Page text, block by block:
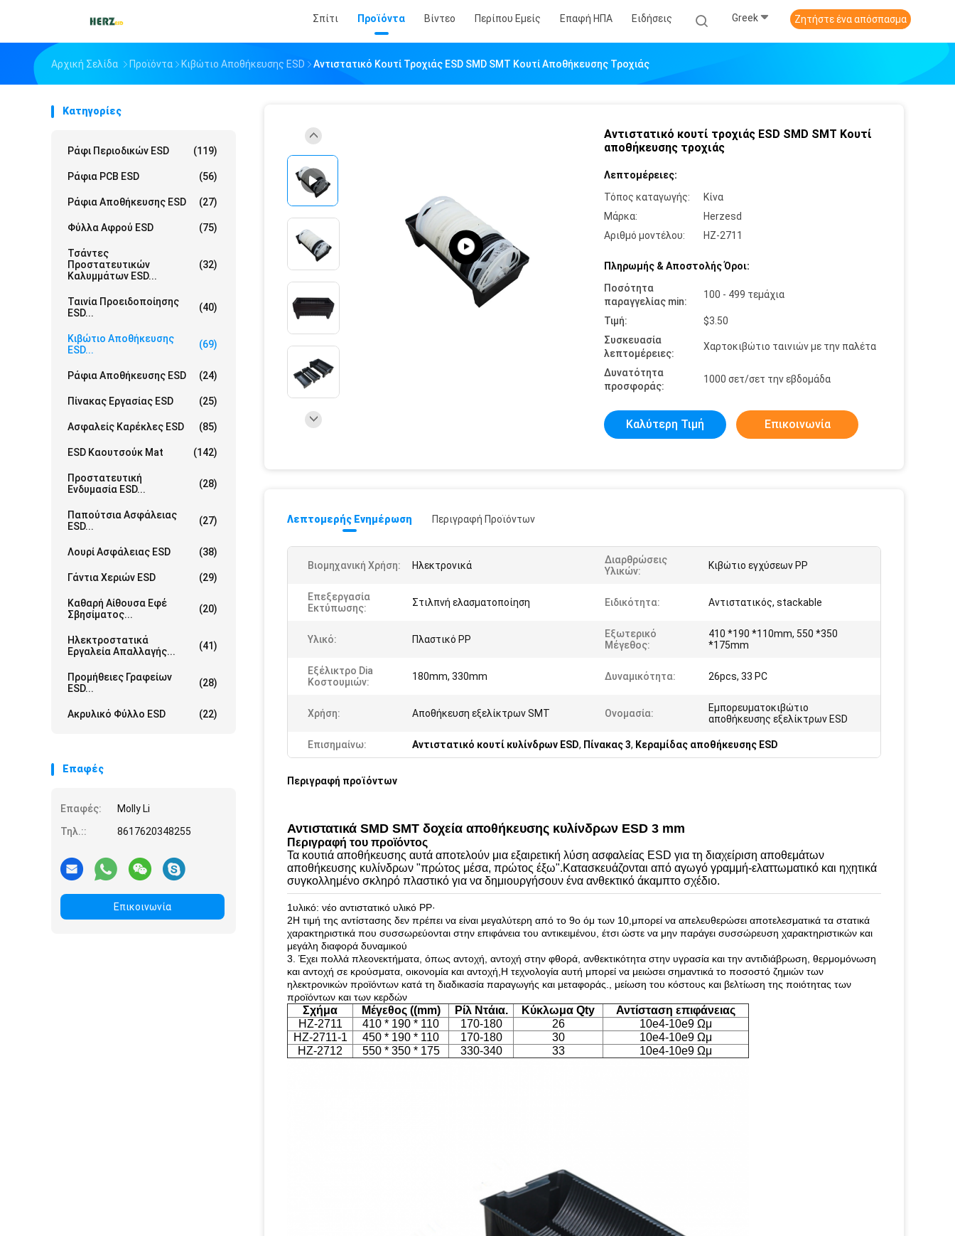
Σπίτι Προϊόντα Βίντεο Περίπου Εμείς Επαφή ΗΠΑ Ειδήσεις Greek Ζητήστε ένα απόσπασμα
Αρχική Σελίδα Προϊόντα Κιβώτιο Αποθήκευσης ESD Αντιστατικό Κουτί Τροχιάς ESD SMD SMT Κουτί Αποθήκευσης Τροχιάς
Κατηγορίες
Ράφι Περιοδικών ESD (119)
Ράφια PCB ESD (56)
Ράφια Αποθήκευσης ESD (27)
Φύλλα Αφρού ESD (75)
Τσάντες
Προστατευτικών
Καλυμμάτων ESD...
(32)
Ταινία Προειδοποίησης
ESD...
(40)
Κιβώτιο Αποθήκευσης
ESD...
(69)
Ράφια Αποθήκευσης ESD (24)
Πίνακας Εργασίας ESD (25)
Ασφαλείς Καρέκλες ESD (85)
ESD Καουτσούκ Mat (142)
Προστατευτική
Ενδυμασία ESD...
(28)
Παπούτσια Ασφάλειας
ESD...
(27)
Λουρί Ασφάλειας ESD (38)
Γάντια Χεριών ESD (29)
Καθαρή Αίθουσα Εφέ
Σβησίματος...
(20)
Ηλεκτροστατικά
Εργαλεία Απαλλαγής...
(41)
Προμήθειες Γραφείων
ESD...
(28)
Ακρυλικό Φύλλο ESD (22)
Επαφές
Επαφές:
Molly Li
Τηλ.::
8617620348255
Επικοινωνία
Αντιστατικό κουτί τροχιάς ESD SMD SMT Κουτί
αποθήκευσης τροχιάς
Λεπτομέρειες:
Τόπος καταγωγής:
Κίνα
Μάρκα:
Herzesd
Αριθμό μοντέλου:
HZ-2711
Πληρωμής & Αποστολής Όροι:
Ποσότητα
παραγγελίας min:
100 - 499 τεμάχια
Τιμή:
$3.50
Συσκευασία
λεπτομέρειες:
Χαρτοκιβώτιο ταινιών με την παλέτα
Δυνατότητα
προσφοράς:
1000 σετ/σετ την εβδομάδα
Καλύτερη Τιμή Επικοινωνία
Λεπτομερής Ενημέρωση Περιγραφή Προϊόντων
Βιομηχανική Χρήση: Ηλεκτρονικά
Διαρθρώσεις
Υλικών:
Κιβώτιο εγχύσεων PP
Επεξεργασία
Εκτύπωσης:
Στιλπνή ελασματοποίηση Ειδικότητα: Αντιστατικός, stackable
Υλικό: Πλαστικό PP
Εξωτερικό
Μέγεθος:
410 *190 *110mm, 550 *350
*175mm
Εξέλικτρο Dia
Κοστουμιών:
180mm, 330mm Δυναμικότητα: 26pcs, 33 PC
Χρήση: Αποθήκευση εξελίκτρων SMT Ονομασία:
Εμπορευματοκιβώτιο
αποθήκευσης εξελίκτρων ESD
Επισημαίνω: Αντιστατικό κουτί κυλίνδρων ESD, Πίνακας 3, Κεραμίδας αποθήκευσης ESD
Περιγραφή προϊόντων
Αντιστατικά SMD SMT δοχεία αποθήκευσης κυλίνδρων ESD 3 mm
Περιγραφή του προϊόντος
Τα κουτιά αποθήκευσης αυτά αποτελούν μια εξαιρετική λύση ασφαλείας ESD για τη διαχείριση αποθεμάτων
αποθήκευσης κυλίνδρων "πρώτος μέσα, πρώτος έξω".Κατασκευάζονται από αγωγό γραμμή-ελαττωματικό και ηχητικά
συγκολλημένο σκληρό πλαστικό για να δημιουργήσουν ένα ανθεκτικό άκαμπτο σχέδιο.
1υλικό: νέο αντιστατικό υλικό PP·
2Η τιμή της αντίστασης δεν πρέπει να είναι μεγαλύτερη από το 9ο όμ των 10, μπορεί να απελευθερώσει αποτελεσματικά τα στατικά
χαρακτηριστικά που συσσωρεύονται στην επιφάνεια του αντικειμένου, έτσι ώστε να μην παράγει συσσώρευση χαρακτηριστικών και
μεγάλη διαφορά δυναμικού
3. Έχει πολλά πλεονεκτήματα, όπως αντοχή, αντοχή στην φθορά, ανθεκτικότητα στην υγρασία και την αντιδιάβρωση, θερμομόνωση
και αντοχή σε κρούσματα, οικονομία και αντοχή,Η τεχνολογία αυτή μπορεί να μειώσει σημαντικά το ποσοστό ζημιών των
ηλεκτρονικών προϊόντων κατά τη διαδικασία παραγωγής και μεταφοράς., μείωση του κόστους και βελτίωση της ποιότητας των
προϊόντων και των κερδών
Σχήμα Μέγεθος ((mm) Ρίλ Ντάια. Κύκλωμα Qty
Αντίσταση επιφάνειας
HZ-2711
410 * 190 * 110 170-180 26
10e4-10e9 Ωμ
HZ-2711-1
450 * 190 * 110 170-180 30
10e4-10e9 Ωμ
HZ-2712
550 * 350 * 175 330-340 33 10e4-10e9 Ωμ